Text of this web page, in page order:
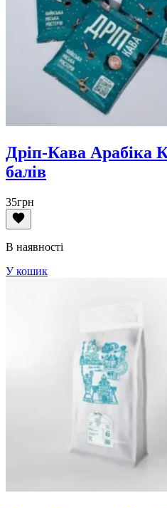
Дріп-Кава Арабіка
балів
35грн
В наявності
У кошик